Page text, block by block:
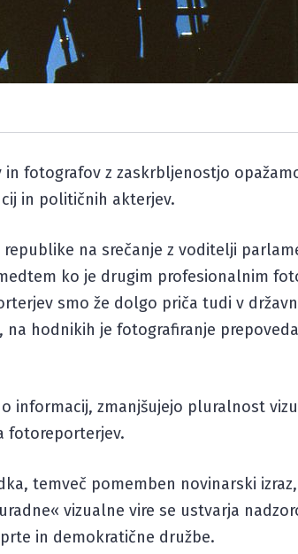
fotografov z zaskrbljenostjo
in političnih akterjev.
na srečanje z voditelji
ko je drugim profesionalnim
smo že dolgo priča tudi v
hodnikih je fotografiranje
informacij, zmanjšujejo pluralnost
fotoreporterjev.
temveč pomemben novinarski
vizualne vire se ustvarja
in demokratične družbe.